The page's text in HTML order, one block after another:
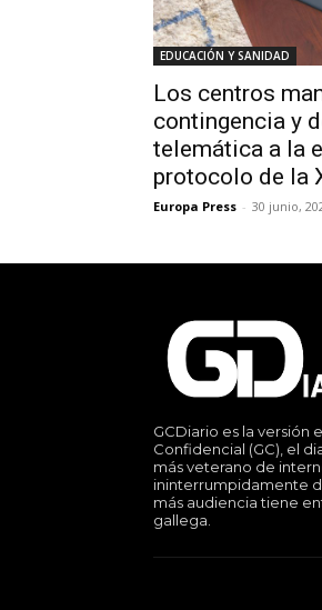
EDUCACIÓN Y SANIDAD
Los centros
contingencia y
telemática a la
protocolo de la
Europa Press - 30 junio,
GCDiario es la versión
Confidencial (GC), el
más veterano de
ininterrumpidamente
más audiencia tiene
gallega.